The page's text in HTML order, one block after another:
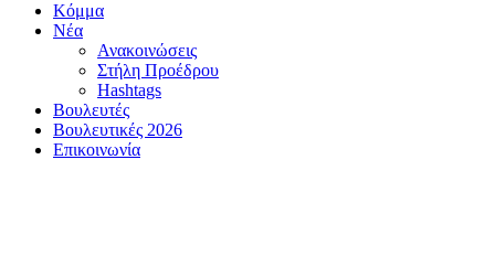
Κόμμα
Νέα
Ανακοινώσεις
Στήλη Προέδρου
Hashtags
Βουλευτές
Βουλευτικές 2026
Επικοινωνία